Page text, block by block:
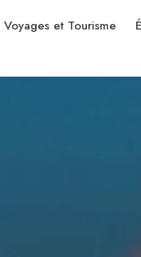
Voyages et Tourisme